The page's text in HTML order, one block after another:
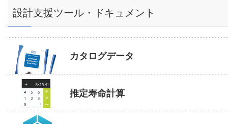
設計支援ツール・ドキュメント
カタログデータ
推定寿命計算